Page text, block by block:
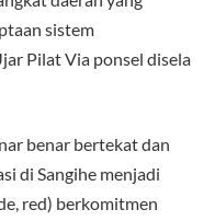
sistem
Pilat Via ponsel disela
benar bertekat dan
di Sangihe menjadi
red) berkomitmen